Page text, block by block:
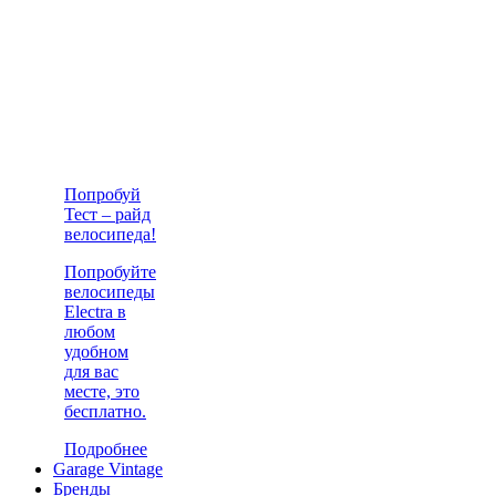
Попробуй
Тест – райд
велосипеда!
Попробуйте
велосипеды
Electra в
любом
удобном
для вас
месте, это
бесплатно.
Подробнее
Garage Vintage
Бренды